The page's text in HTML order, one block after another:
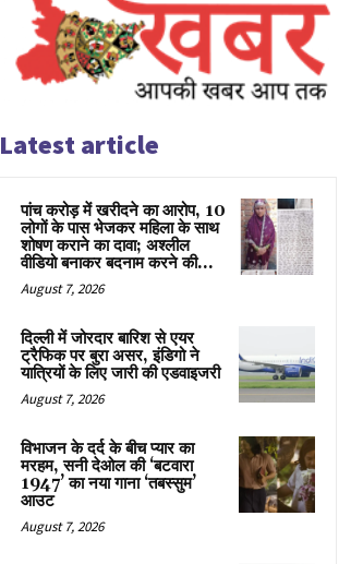
Latest article
पांच करोड़ में खरीदने का आरोप, 10
लोगों के पास भेजकर महिला के साथ
शोषण कराने का दावा; अश्लील
वीडियो बनाकर बदनाम करने की...
August 7, 2026
दिल्ली में जोरदार बारिश से एयर
ट्रैफिक पर बुरा असर, इंडिगो ने
यात्रियों के लिए जारी की एडवाइजरी
August 7, 2026
विभाजन के दर्द के बीच प्यार का
मरहम, सनी देओल की ‘बटवारा
1947’ का नया गाना ‘तबस्सुम’
आउट
August 7, 2026